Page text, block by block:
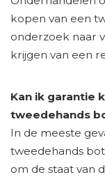
kopen van een
onderzoek naar
krijgen van een
Kan ik garantie
tweedehands
In de meeste
tweedehands
om de staat van